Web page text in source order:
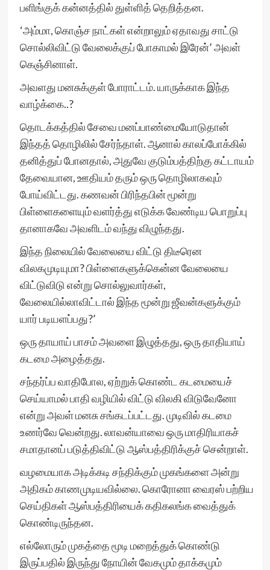
பளிங்குக் கன்னத்தில் துள்ளித் தெறித்தன.
‘அம்மா, கொஞ்ச நாட்கள் என்றாலும் ஏதாவது சாட்டு
சொல்லிவிட்டு வேலைக்குப் போகாமல் இரேன்’ அவள்
கெஞ்சினாள்.
அவளது மனசுக்குள் போராட்டம். யாருக்காக இந்த
வாழ்க்கை..?
தொடக்கத்தில் சேவை மனப்பாண்மையோடுதான்
இந்தத் தொழிலில் சேர்ந்தாள். ஆனால் காலப்போக்கில்
தனித்துப் போனதால், அதுவே குடும்பத்திற்கு கட்டாயம்
தேவையான, ஊதியம் தரும் ஒரு தொழிலாகவும்
போய்விட்டது. கணவன் பிரிந்தபின் மூன்று
பிள்ளைகளையும் வளர்த்து எடுக்க வேண்டிய பொறுப்பு
தானாகவே அவளிடம் வந்து விழுந்தது.
இந்த நிலையில் வேலையை விட்டு திடீரென
விலகமுடியுமா? பிள்ளைகளுக்கென்ன வேலையை
விட்டுவிடு என்று சொல்லுவார்கள்,
வேலையில்லாவிட்டால் இந்த மூன்று ஜீவன்களுக்கும்
யார் படியளப்பது?’
ஒரு தாயாய் பாசம் அவளை இழுத்தது, ஒரு தாதியாய்
கடமை அழைத்தது.
சந்தர்ப்ப வாதிபோல, ஏற்றுக் கொண்ட கடமையைச்
செய்யாமல் பாதி வழியில் விட்டு விலகி விடுவேனோ
என்று அவள் மனசு சங்கடப்பட்டது. முடிவில் கடமை
உணர்வே வென்றது. லாவன்யாவை ஒரு மாதிரியாகச்
சமாதானப் படுத்திவிட்டு ஆஸ்பத்திரிக்குச் சென்றாள்.
வழமையாக அடிக்கடி சந்திக்கும் முகங்களை அன்று
அதிகம் காணமுடியவில்லை. கொரோனா வைரஸ் பற்றிய
செய்திகள் ஆஸ்பத்திரியைக் கதிகலங்க வைத்துக்
கொண்டிருந்தன.
எல்லோரும் முகத்தை மூடி மறைத்துக் கொண்டு
இருப்பதில் இருந்து நோயின் வேகமும் தாக்கமும்